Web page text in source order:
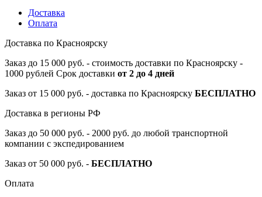
Доставка
Оплата
Доставка по Красноярску
Заказ до 15 000 руб. - стоимость доставки по Красноярску -
1000 рублей Срок доставки от 2 до 4 дней
Заказ от 15 000 руб. - доставка по Красноярску БЕСПЛАТНО
Доставка в регионы РФ
Заказ до 50 000 руб. - 2000 руб. до любой транспортной
компании с экспедированием
Заказ от 50 000 руб. - БЕСПЛАТНО
Оплата